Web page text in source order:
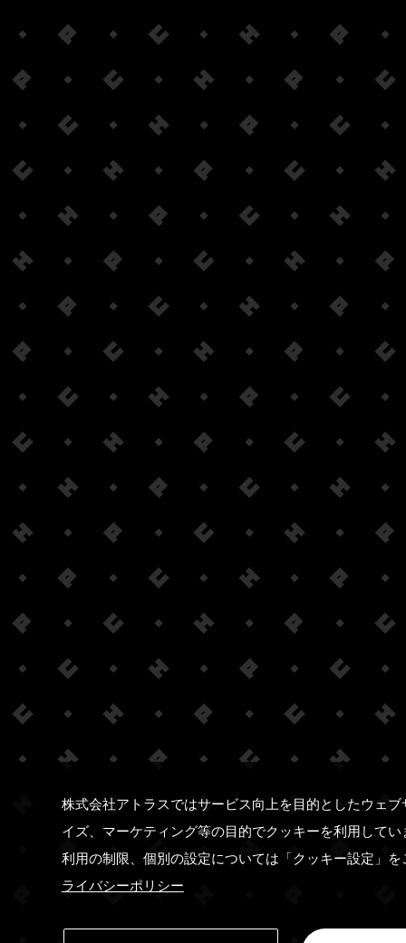
株式会社アトラスではサービス向上を目的としたウェ
イズ、マーケティング等の目的でクッキーを利用して
利用の制限、個別の設定については「クッキー設定」
ライバシーポリシー